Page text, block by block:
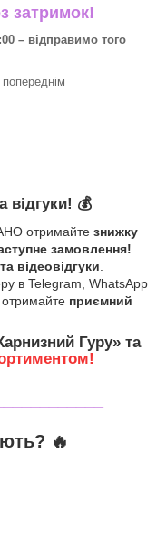
затримок!
– відправимо того
попереднім
відгуки! 💰
отримайте знижку
замовлення!
відеовідгуки.
в Telegram, WhatsApp
отримайте приємний
Гуру» та
🔥